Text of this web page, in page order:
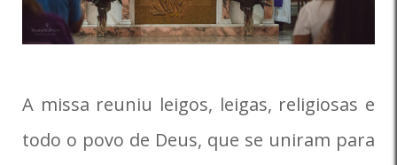
A missa reuniu leigos, leigas, religiosas e
todo o povo de Deus, que se uniram para